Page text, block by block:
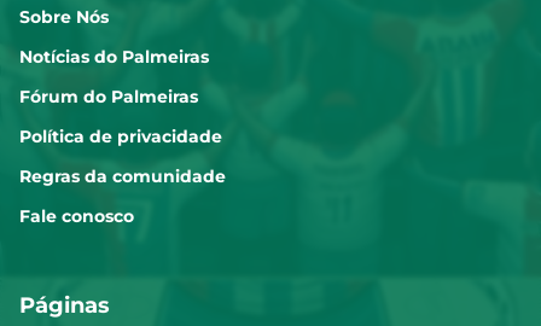
Sobre Nós
Notícias do Palmeiras
Fórum do Palmeiras
Política de privacidade
Regras da comunidade
Fale conosco
Páginas